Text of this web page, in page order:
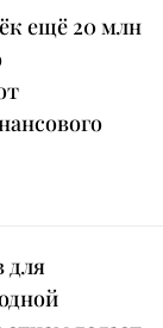
ещё 20 млн
для